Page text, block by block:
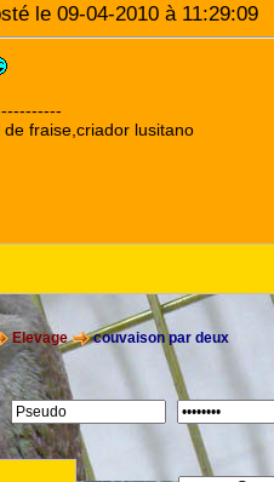
le 09-04-2010 à
de fraise,criador lusitano
Elevage
couvaison par deux
: